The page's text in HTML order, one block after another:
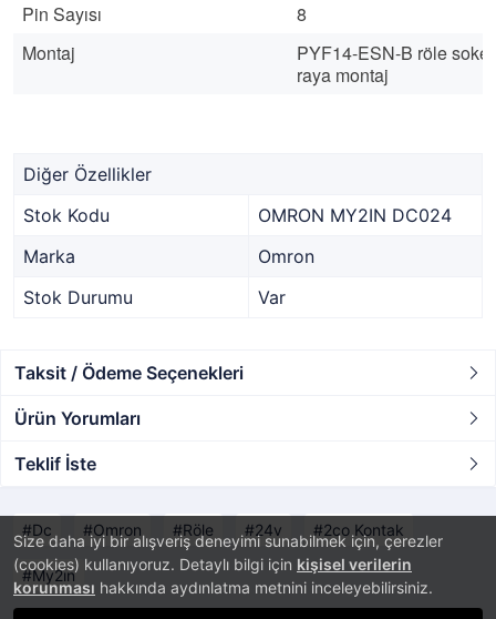
Size daha iyi bir alışveriş deneyimi sunabilmek için, çerezler
(cookies) kullanıyoruz. Detaylı bilgi için kişisel verilerin
korunması hakkında aydınlatma metnini inceleyebilirsiniz.
Pin Sayısı
8
Montaj
PYF14-ESN-B röle
raya montaj
Diğer Özellikler
Stok Kodu
OMRON MY2IN DC024
Marka
Omron
Stok Durumu
Var
Taksit / Ödeme Seçenekleri
Ürün Yorumları
Teklif İste
Dc Omron Röle 24v 2co Kontak
My2ın